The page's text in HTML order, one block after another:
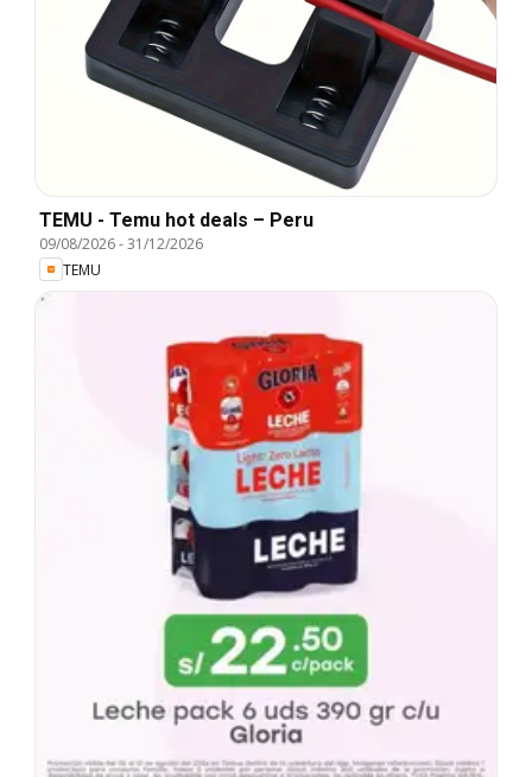
TEMU - Temu hot deals – Peru
09/08/2026-31/12/2026
TEMU